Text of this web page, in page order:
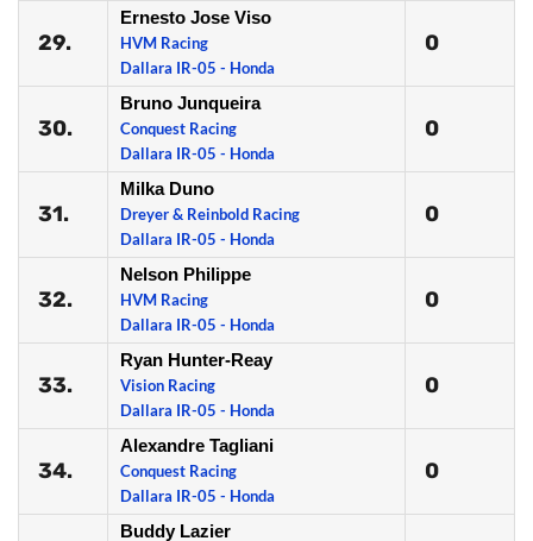
29.
Ernesto Jose Viso
HVM Racing
Dallara IR-05 - Honda
0
30.
Bruno Junqueira
Conquest Racing
Dallara IR-05 - Honda
0
31.
Milka Duno
Dreyer & Reinbold Racing
Dallara IR-05 - Honda
0
32.
Nelson Philippe
HVM Racing
Dallara IR-05 - Honda
0
33.
Ryan Hunter-Reay
Vision Racing
Dallara IR-05 - Honda
0
34.
Alexandre Tagliani
Conquest Racing
Dallara IR-05 - Honda
0
Buddy Lazier